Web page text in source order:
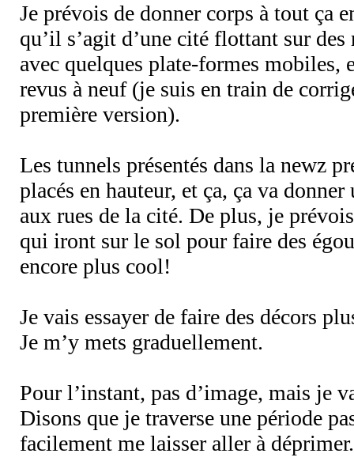
Je prévois de donner corps à tout ça
qu’il s’agit d’une cité flottant sur des
avec quelques plate-formes mobiles,
revus à neuf (je suis en train de
première version).
Les tunnels présentés dans la newz
placés en hauteur, et ça, ça va
aux rues de la cité. De plus, je
qui iront sur le sol pour faire des
encore plus cool!
Je vais essayer de faire des décors
Je m’y mets graduellement.
Pour l’instant, pas d’image, mais je
Disons que je traverse une période
facilement me laisser aller à